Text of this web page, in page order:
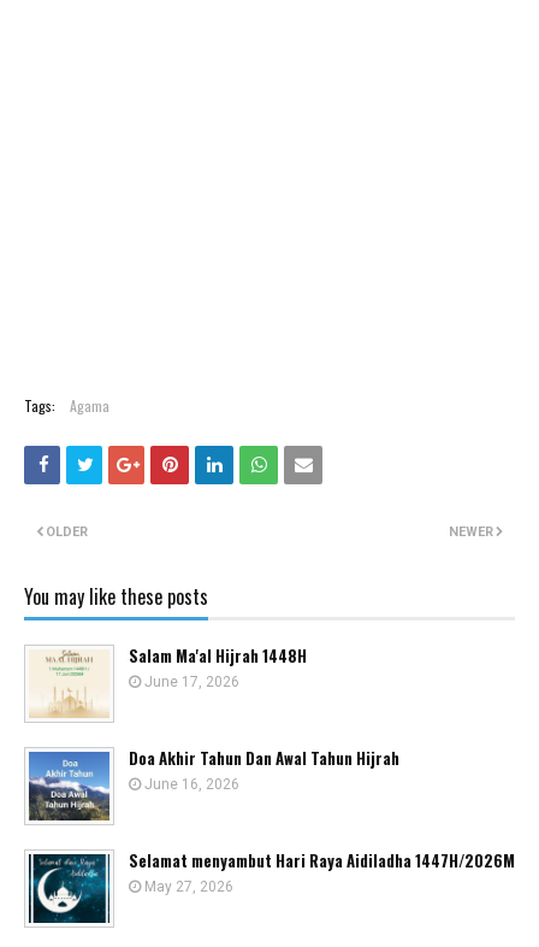
Tags: Agama
NEWER
OLDER
You may like these posts
Salam Ma'al Hijrah 1448H
June 17, 2026
Doa Akhir Tahun Dan Awal Tahun Hijrah
June 16, 2026
Selamat menyambut Hari Raya Aidiladha 1447H/2026M
May 27, 2026